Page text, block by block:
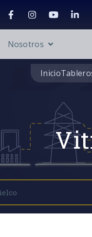
Nosotros
Inicio